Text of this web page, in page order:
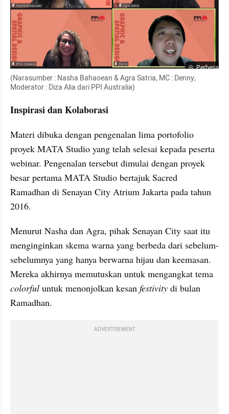
Perbesar
(Narasumber : Nasha Bahaoean & Agra Satria, MC : Denny,
Moderator : Diza Alia dari PPI Australia)
Inspirasi dan Kolaborasi
Materi dibuka dengan pengenalan lima portofolio
proyek MATA Studio yang telah selesai kepada peserta
webinar. Pengenalan tersebut dimulai dengan proyek
besar pertama MATA Studio bertajuk Sacred
Ramadhan di Senayan City Atrium Jakarta pada tahun
2016.
Menurut Nasha dan Agra, pihak Senayan City saat itu
menginginkan skema warna yang berbeda dari sebelum-
sebelumnya yang hanya berwarna hijau dan keemasan.
colorful untuk menonjolkan kesan festivity di bulan
Ramadhan.
ADVERTISEMENT